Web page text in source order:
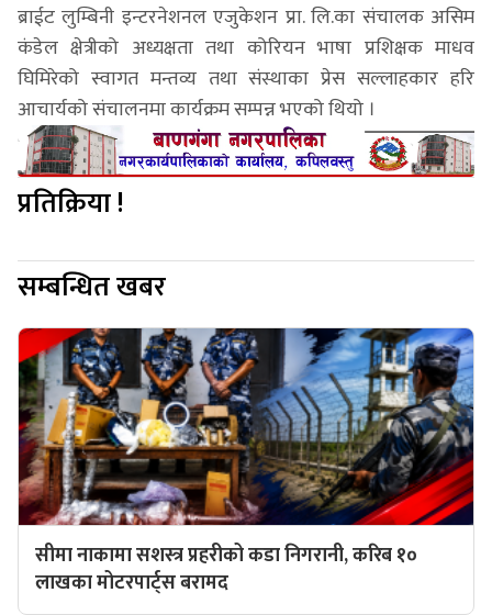
ब्राईट लुम्बिनी इन्टरनेशनल एजुकेशन प्रा. लि.का संचालक असिम
कंडेल क्षेत्रीको अध्यक्षता तथा कोरियन भाषा प्रशिक्षक माधव
घिमिरेको स्वागत मन्तव्य तथा संस्थाका प्रेस सल्लाहकार हरि
आचार्यको संचालनमा कार्यक्रम सम्पन्न भएको थियो ।
प्रतिक्रिया !
सम्बन्धित खबर
सीमा नाकामा सशस्त्र प्रहरीको कडा निगरानी, करिब १०
लाखका मोटरपार्ट्स बरामद